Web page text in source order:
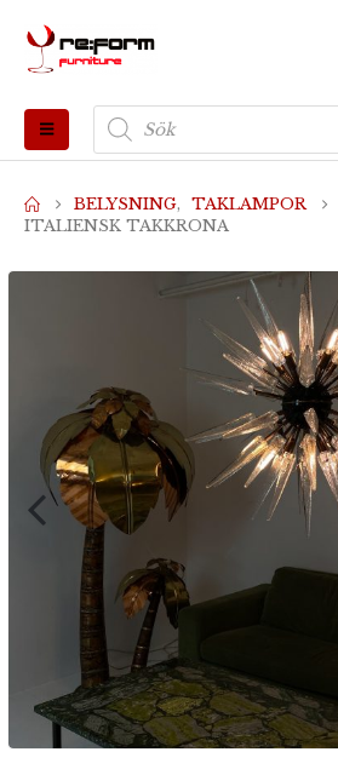
Produktsökning
BELYSNING, TAKLAMPOR
ITALIENSK TAKKRONA